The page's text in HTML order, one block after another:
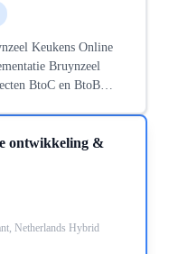
ontwikkeling &
Netherlands Hybrid
Keukens Online
Bruynzeel